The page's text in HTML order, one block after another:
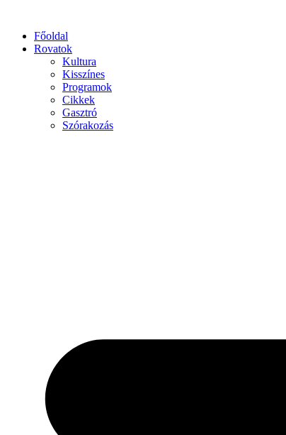
Főoldal
Rovatok
Kultura
Kisszínes
Programok
Cikkek
Gasztró
Szórakozás